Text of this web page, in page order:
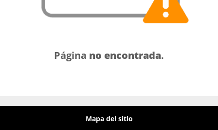
Página no encontrada.
Mapa del sitio